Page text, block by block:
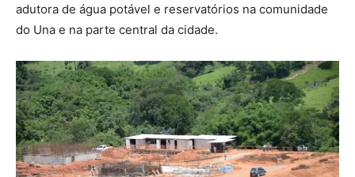
adutora de água potável e reservatórios na comunidade
do Una e na parte central da cidade.